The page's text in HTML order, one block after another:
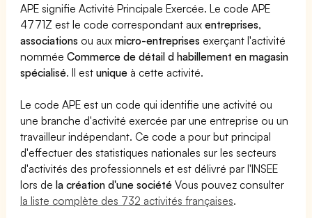
APE signifie Activité Principale Exercée. Le code APE
4771Z est le code correspondant auxentreprises,
associations ou auxmicro-entreprises exerçant l'activité
nomméeCommerce de détail d habillement en magasin
spécialisé. Il estunique à cette activité.
Le code APE est un code qui identifie une activité ou
une branche d'activité exercée par une entreprise ou un
travailleur indépendant. Ce code a pour but principal
d'effectuer des statistiques nationales sur les secteurs
d'activités des professionnels et est délivré par l'INSEE
lors dela création d'une société Vous pouvez consulter
la liste complète des 732 activités françaises.